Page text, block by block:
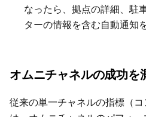
なったら、拠点の詳細、駐
ターの情報を含む自動通知
オムニチャネルの成功を
従来の単一チャネルの指標（コ